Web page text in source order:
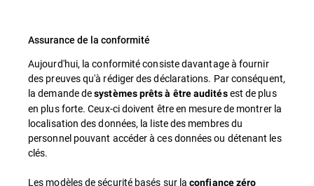
Assurance de la conformité
Aujourd'hui, la conformité consiste davantage à fournir
des preuves qu'à rédiger des déclarations. Par conséquent,
la demande desystèmes prêts à être auditésest de plus
en plus forte. Ceux-ci doivent être en mesure de montrer la
localisation des données, la liste des membres du
personnel pouvant accéder à ces données ou détenant les
clés.
Les modèles de sécurité basés sur laconfiance zéro